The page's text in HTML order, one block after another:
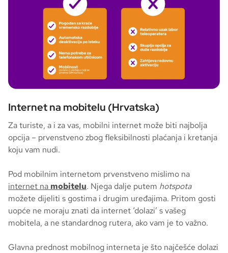
Internet na mobitelu (Hrvatska)
Za turiste, a i za vas, mobilni internet može biti najbolja
opcija – prvenstveno zbog fleksibilnosti plaćanja i kretanja
koju vam nudi.
Pod mobilnim internetom prvenstveno mislimo na
internet na mobitelu. Njega dalje putem hotspota
možete dijeliti s gostima i drugim uređajima. Pritom gosti
uopće ne moraju znati da internet ‘dolazi’ s vašeg
mobitela, a ne standardnog rutera, ako vam je to važno.
Glavna prednost mobilnog interneta je što najčešće dolazi